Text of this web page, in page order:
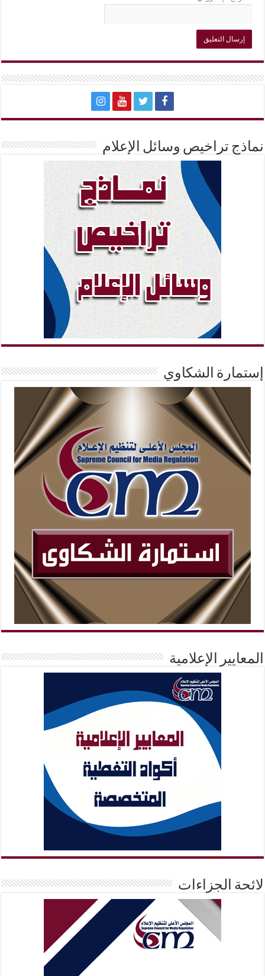
نماذج تراخيص وسائل الإعلام
إستمارة الشكاوي
المعايير الإعلامية
لائحة الجزاءات